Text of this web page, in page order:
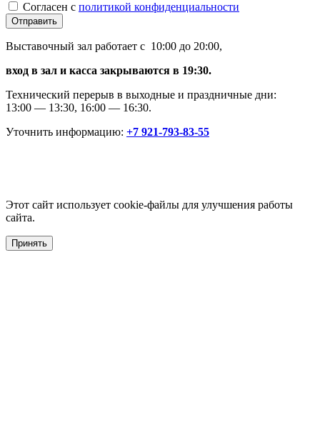
Согласен с политикой конфиденциальности
Отправить
Выставочный зал работает с 10:00 до 20:00,
вход в зал и касса закрываются в 19:30.
Технический перерыв в выходные и праздничные дни:
13:00 — 13:30, 16:00 — 16:30.
Уточнить информацию: +7 921-793-83-55
Этот сайт использует cookie-файлы для улучшения работы
сайта.
Принять